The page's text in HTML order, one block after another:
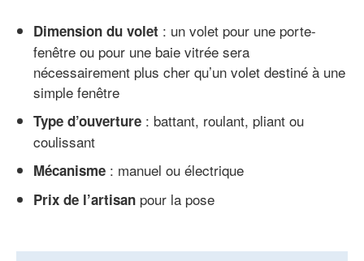
Dimension du volet : un volet pour une porte-
fenêtre ou pour une baie vitrée sera
nécessairement plus cher qu’un volet destiné à une
simple fenêtre
Type d’ouverture : battant, roulant, pliant ou
coulissant
Mécanisme : manuel ou électrique
Prix de l’artisan pour la pose